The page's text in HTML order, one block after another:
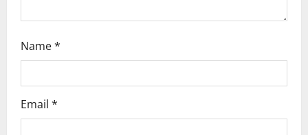
Name*
Email *